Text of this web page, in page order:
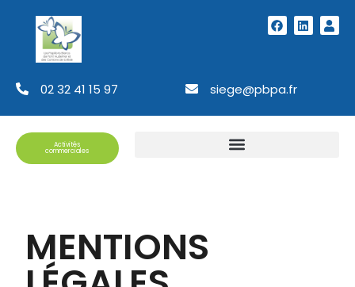
02 32 41 15 97 siege@pbpa.fr
Activités
commerciales
MENTIONS